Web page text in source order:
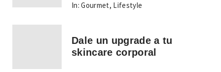
In: Gourmet, Lifestyle
Dale un upgrade a tu
skincare corporal